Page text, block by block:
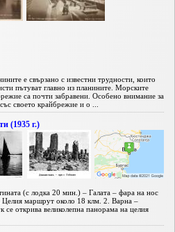
е свързано с известни трудности, които
пътуват главно из планините. Морските
са почти забравени. Особено внимание за
своето крайбрежие и о ...
(1935 г.)
(с лодка 20 мин.) – Галата – фара на нос
Целия маршрут около 18 клм. 2. Варна –
открива великолепна панорама на целия